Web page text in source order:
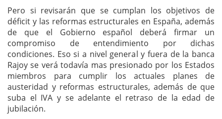
Pero si revisarán que se cumplan los objetivos de
déficit y las reformas estructurales en España, además
de que el Gobierno español deberá firmar un
compromiso de entendimiento por dichas
condiciones. Eso si a nivel general y fuera de la banca
Rajoy se verá todavía mas presionado por los Estados
miembros para cumplir los actuales planes de
austeridad y reformas estructurales, además de que
suba el IVA y se adelante el retraso de la edad de
jubilación.